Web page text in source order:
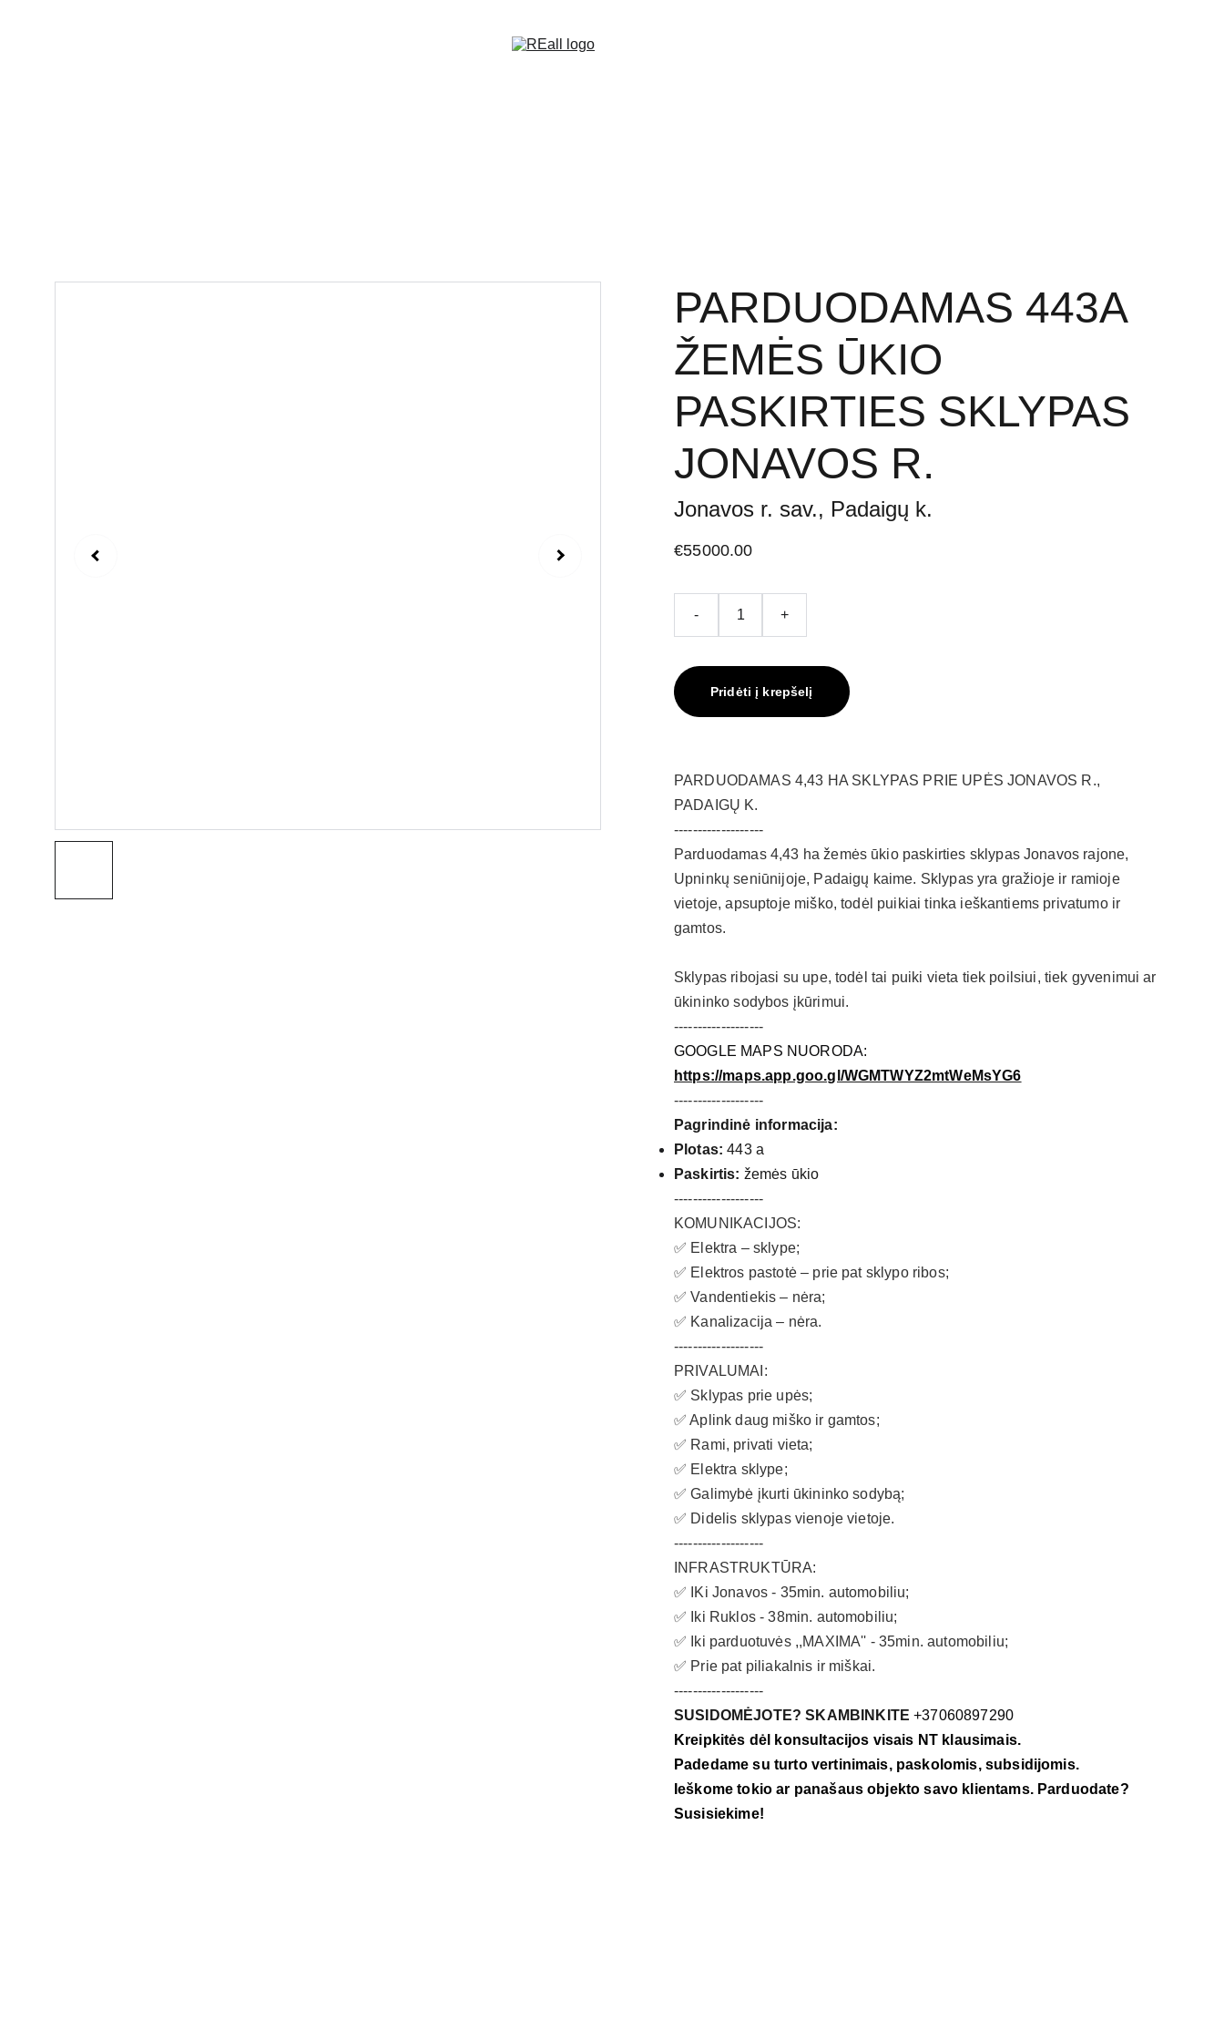
PARDUODAMAS 443A
ŽEMĖS ŪKIO
PASKIRTIES SKLYPAS
JONAVOS R.
Jonavos r. sav., Padaigų k.
€55000.00
- +
Pridėti į krepšelį
PARDUODAMAS 4,43 HA SKLYPAS PRIE UPĖS JONAVOS R.,
PADAIGŲ K.
-------------------
Parduodamas 4,43 ha žemės ūkio paskirties sklypas Jonavos rajone,
Upninkų seniūnijoje, Padaigų kaime. Sklypas yra gražioje ir ramioje
vietoje, apsuptoje miško, todėl puikiai tinka ieškantiems privatumo ir
gamtos.
Sklypas ribojasi su upe, todėl tai puiki vieta tiek poilsiui, tiek gyvenimui ar
ūkininko sodybos įkūrimui.
-------------------
GOOGLE MAPS NUORODA:
https://maps.app.goo.gl/WGMTWYZ2mtWeMsYG6
-------------------
Pagrindinė informacija:
Plotas: 443 a
Paskirtis: žemės ūkio
-------------------
KOMUNIKACIJOS:
✅ Elektra – sklype;
✅ Elektros pastotė – prie pat sklypo ribos;
✅ Vandentiekis – nėra;
✅ Kanalizacija – nėra.
-------------------
PRIVALUMAI:
✅ Sklypas prie upės;
✅ Aplink daug miško ir gamtos;
✅ Rami, privati vieta;
✅ Elektra sklype;
✅ Galimybė įkurti ūkininko sodybą;
✅ Didelis sklypas vienoje vietoje.
-------------------
INFRASTRUKTŪRA:
✅ IKi Jonavos - 35min. automobiliu;
✅ Iki Ruklos - 38min. automobiliu;
✅ Iki parduotuvės ,,MAXIMA'' - 35min. automobiliu;
✅ Prie pat piliakalnis ir miškai.
-------------------
SUSIDOMĖJOTE? SKAMBINKITE+37060897290
Kreipkitės dėl konsultacijos visais NT klausimais.
Padedame su turto vertinimais, paskolomis, subsidijomis.
Ieškome tokio ar panašaus objekto savo klientams. Parduodate?
Susisiekime!